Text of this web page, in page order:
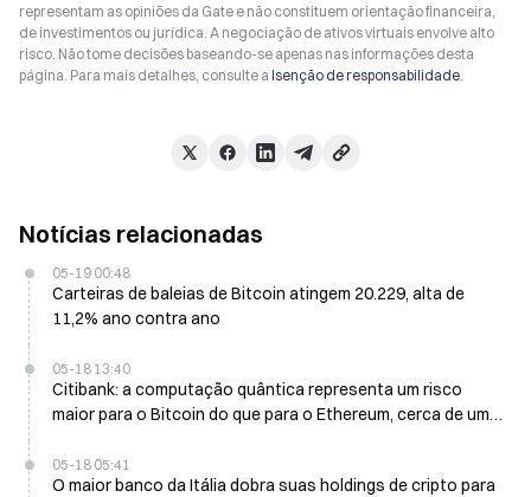
representam as opiniões da Gate e não constituem orientação financeira,
de investimentos ou jurídica. A negociação de ativos virtuais envolve alto
risco. Não tome decisões baseando-se apenas nas informações desta
página. Para mais detalhes, consulte a Isenção de responsabilidade
Notícias relacionadas
05-19 00:48
Carteiras de baleias de Bitcoin atingem 20.229, alta de
11,2% ano contra ano
05-18 13:40
Citibank: a computação quântica representa um risco
maior para o Bitcoin do que para o Ethereum, cerca de um
05-18 05:41
O maior banco da Itália dobra suas holdings de cripto para